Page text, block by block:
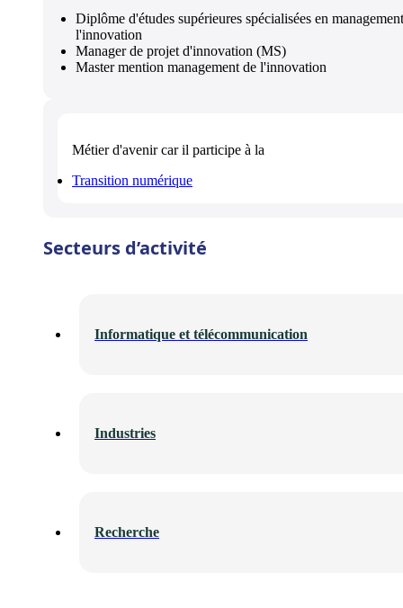
Diplôme d'études supérieures spécialisées en
l'innovation
Manager de projet d'innovation (MS)
Master mention management de l'innovation
Métier d'avenircar il participe à la
Transition numérique
Secteurs d’activité
Informatique et télécommunication
Industries
Recherche